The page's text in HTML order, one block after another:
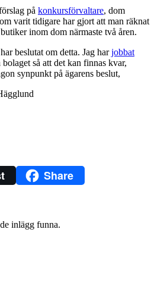
på konkursförvaltare, dom
varit tidigare har gjort att man räknat
inom dom närmaste två åren.
beslutat om detta. Jag harjobbat
så att det kan finnas kvar,
synpunkt på ägarens beslut,
Share
inlägg funna.